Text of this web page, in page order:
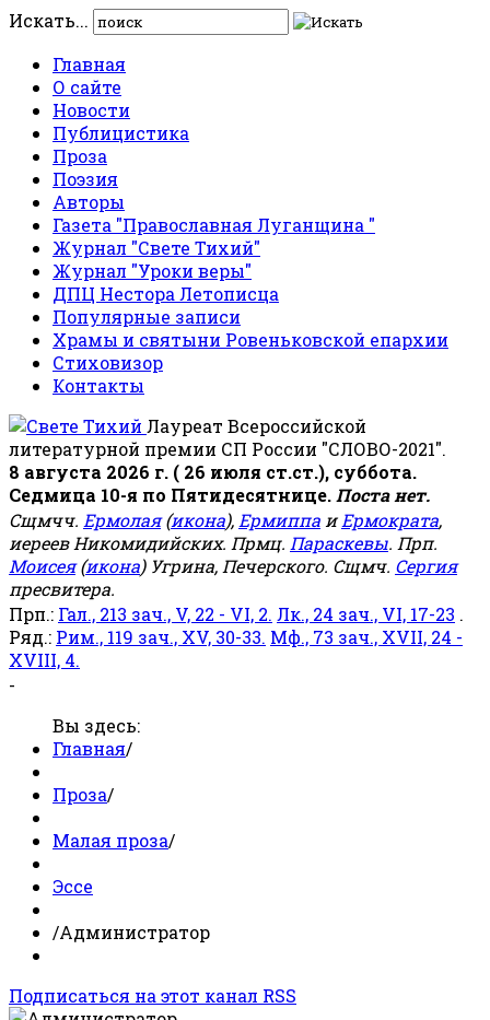
Искать...
Главная
О сайте
Новости
Публицистика
Проза
Поэзия
Авторы
Газета "Православная Луганщина "
Журнал "Свете Тихий"
Журнал "Уроки веры"
ДПЦ Нестора Летописца
Популярные записи
Храмы и святыни Ровеньковской епархии
Стиховизор
Контакты
Лауреат Всероссийской
литературной премии СП России "СЛОВО-2021".
8 августа 2026 г. ( 26 июля ст.ст.), суббота.
Седмица 10-я по Пятидесятнице. Поста нет.
Сщмчч. Ермолая(икона), Ермиппа иЕрмократа,
иереев Никомидийских. Прмц. Параскевы. Прп.
Моисея(икона) Угрина, Печерского. Сщмч. Сергия
пресвитера.
Прп.: Гал., 213 зач., V, 22 - VI, 2. Лк., 24 зач., VI, 17-23 .
Ряд.: Рим., 119 зач., XV, 30-33. Мф., 73 зач., XVII, 24 -
XVIII, 4.
-
Вы здесь:
Главная/
Проза/
Малая проза/
Эссе
/Администратор
Подписаться на этот канал RSS